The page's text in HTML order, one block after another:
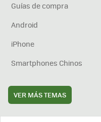
Guías de compra
Android
iPhone
Smartphones Chinos
VER MÁS TEMAS